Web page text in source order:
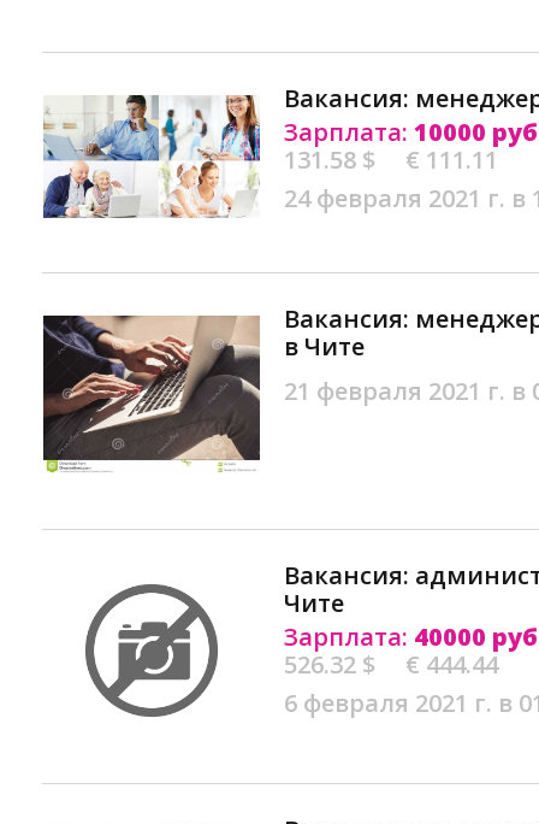
Вакансия:
Зарплата: 10000
131.58 $
€ 111.11
24 февраля 2021 г. в
Вакансия:
в Чите
21 февраля 2021 г. в
Вакансия:
Чите
Зарплата: 40000
526.32 $
€ 444.44
6 февраля 2021 г. в